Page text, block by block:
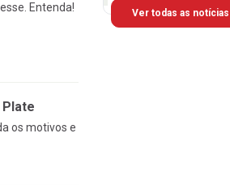
Entenda!
os motivos e
Ver todas as notícias